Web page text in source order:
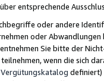
entsprechende
oder andere
oder
Sie bitte der
wenn die sich
Vergütungskatalog definiert)